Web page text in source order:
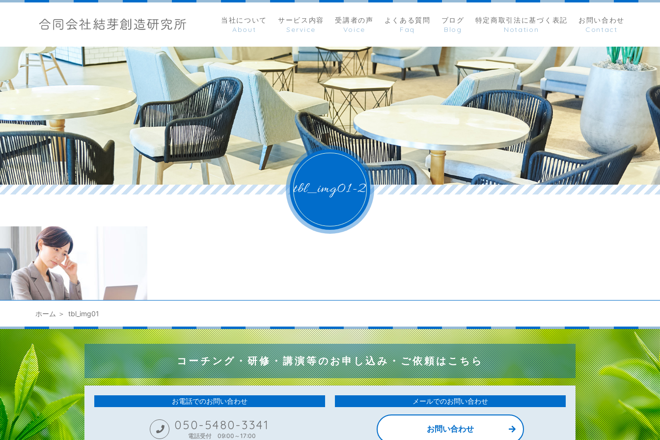
当社について サービス内容 受講者の声 よくある質問 ブログ 特定商取引法に基づく表記 お問い合わせ
tbl_img01-2
ホーム tbl_img01
コーチング・研修・講演等のお申し込み・ご依頼はこちら
お電話でのお問い合わせ
050-5480-3341
電話受付 09:00～17:00
メールでのお問い合わせ
お問い合わせ